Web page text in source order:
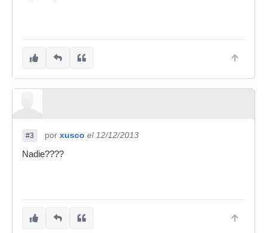
#3 por xusco el 12/12/2013
Nadie????